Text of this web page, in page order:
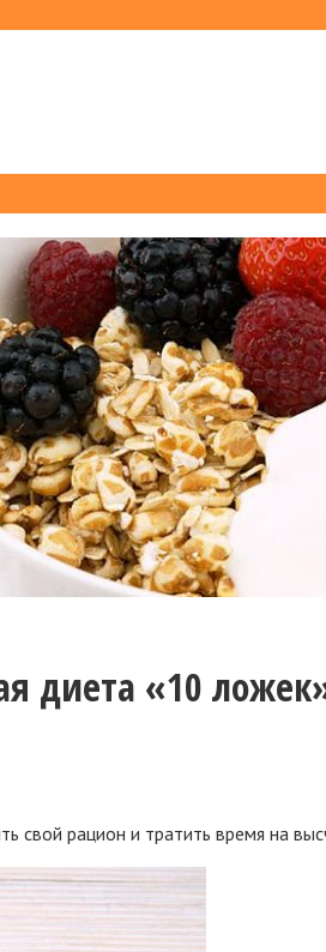
диета «10
свой рацион и тратить время на